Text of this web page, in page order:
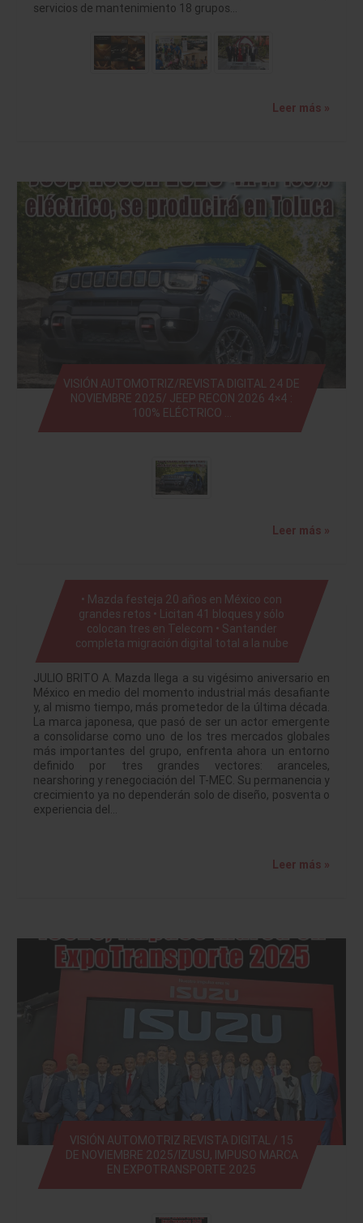
servicios de mantenimiento 18 grupos…
Leer más »
VISIÓN AUTOMOTRIZ/REVISTA DIGITAL 24 DE
NOVIEMBRE 2025/ JEEP RECON 2026 4×4 :
100% ELÉCTRICO …
Leer más »
• Mazda festeja 20 años en México con
grandes retos • Licitan 41 bloques y sólo
colocan tres en Telecom • Santander
completa migración digital total a la nube
JULIO BRITO A. Mazda llega a su vigésimo aniversario en
México en medio del momento industrial más desafiante
y, al mismo tiempo, más prometedor de la última década.
La marca japonesa, que pasó de ser un actor emergente
a consolidarse como uno de los tres mercados globales
más importantes del grupo, enfrenta ahora un entorno
definido por tres grandes vectores: aranceles,
nearshoring y renegociación del T-MEC. Su permanencia y
crecimiento ya no dependerán solo de diseño, posventa o
experiencia del…
Leer más »
VISIÓN AUTOMOTRIZ REVISTA DIGITAL / 15
DE NOVIEMBRE 2025/IZUSU, IMPUSO MARCA
EN EXPOTRANSPORTE 2025